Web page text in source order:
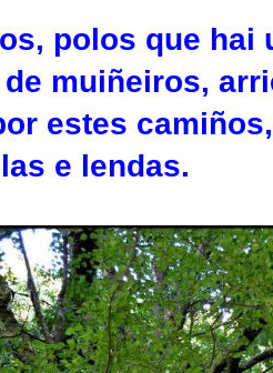
polos que hai
muiñeiros,
estes
e lendas.